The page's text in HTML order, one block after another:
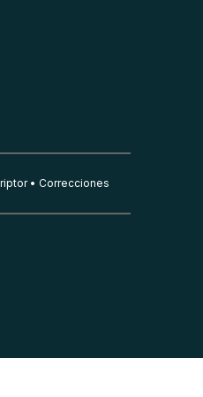
Correcciones